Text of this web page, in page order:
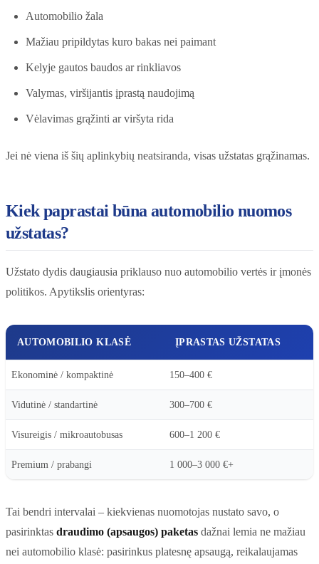
Automobilio žala
Mažiau pripildytas kuro bakas nei paimant
Kelyje gautos baudos ar rinkliavos
Valymas, viršijantis įprastą naudojimą
Vėlavimas grąžinti ar viršyta rida
Jei nė viena iš šių aplinkybių neatsiranda, visas užstatas grąžinamas.
Kiek paprastai būna automobilio nuomos
užstatas?
Užstato dydis daugiausia priklauso nuo automobilio vertės ir įmonės
politikos. Apytikslis orientyras:
AUTOMOBILIO KLASĖ ĮPRASTAS UŽSTATAS
Ekonominė / kompaktinė 150–400 €
Vidutinė / standartinė 300–700 €
Visureigis / mikroautobusas 600–1 200 €
Premium / prabangi 1 000–3 000 €+
Tai bendri intervalai – kiekvienas nuomotojas nustato savo, o
pasirinktas draudimo (apsaugos) paketas dažnai lemia ne mažiau
nei automobilio klasė: pasirinkus platesnę apsaugą, reikalaujamas